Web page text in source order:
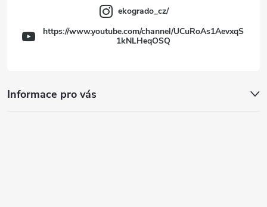
Informace pro vás
ekogrado_cz/
https://www.youtube.com/channel/UCuRoAs1AevxqS
1kNLHeqOSQ